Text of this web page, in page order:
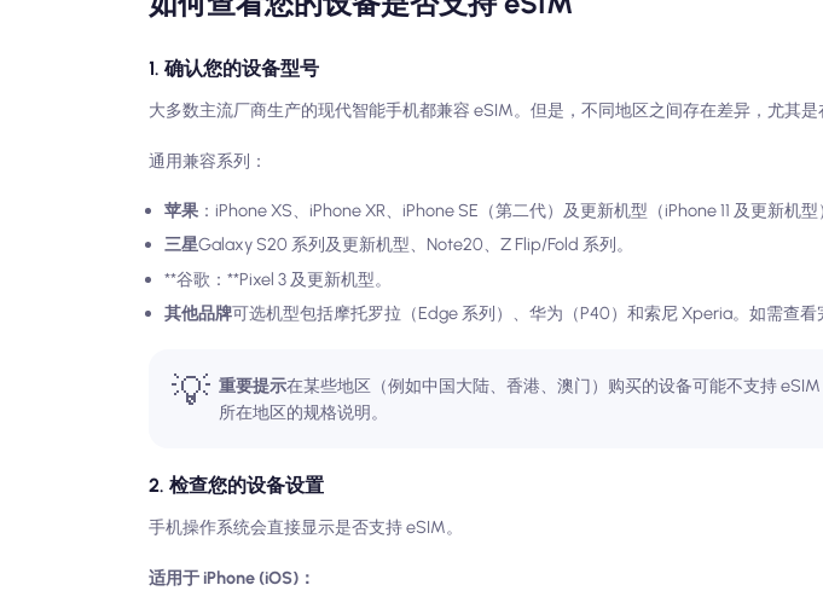
1. 确认您的设备型号
大多数主流厂商生产的现代智能手机都兼容 eSIM。但是，不同地区之间存在差异，尤其是
通用兼容系列：
苹果 ：iPhone XS、iPhone XR、iPhone SE（第二代）及更新机型（iPhone 11 及更新机型
三星Galaxy S20 系列及更新机型、Note20、Z Flip/Fold 系列。
**谷歌：**Pixel 3 及更新机型。
其他品牌可选机型包括摩托罗拉（Edge 系列）、华为（P40）和索尼 Xperia。如需查看
💡 重要提示在某些地区（例如中国大陆、香港、澳门）购买的设备可能不支持
所在地区的规格说明。
2. 检查您的设备设置
手机操作系统会直接显示是否支持 eSIM。
适用于 iPhone (iOS)：